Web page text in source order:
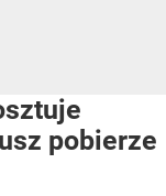
pobierze